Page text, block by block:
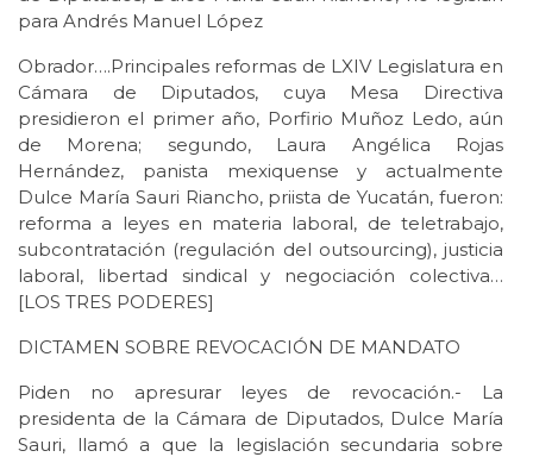
para Andrés Manuel López
Obrador….Principales reformas de LXIV Legislatura en
Cámara de Diputados, cuya Mesa Directiva
presidieron el primer año, Porfirio Muñoz Ledo, aún
de Morena; segundo, Laura Angélica Rojas
Hernández, panista mexiquense y actualmente
Dulce María Sauri Riancho, priista de Yucatán, fueron:
reforma a leyes en materia laboral, de teletrabajo,
subcontratación (regulación del outsourcing), justicia
laboral, libertad sindical y negociación colectiva…
[LOS TRES PODERES]
DICTAMEN SOBRE REVOCACIÓN DE MANDATO
Piden no apresurar leyes de revocación.- La
presidenta de la Cámara de Diputados, Dulce María
Sauri, llamó a que la legislación secundaria sobre